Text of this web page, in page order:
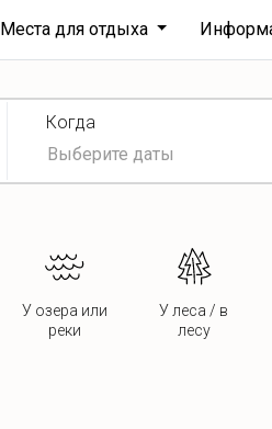
Места для отдыха
Когда
У озера или
реки
У леса / в
лесу